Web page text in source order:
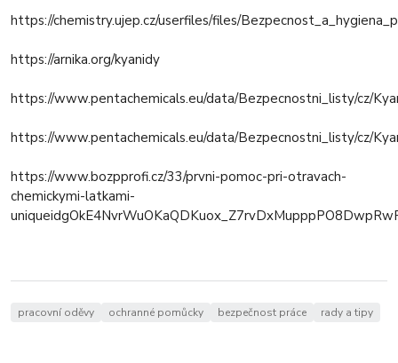
https://chemistry.ujep.cz/userfiles/files/
https://arnika.org/kyanidy
https://www.pentachemicals.eu/data/Bezpecnostni_listy/cz/
https://www.pentachemicals.eu/data/Bezpecnostni_listy/cz/
https://www.bozpprofi.cz/33/prvni-pomoc-pri-otravach-
chemickymi-latkami-
pracovní oděvy ochranné pomůcky bezpečnost práce rady a tipy